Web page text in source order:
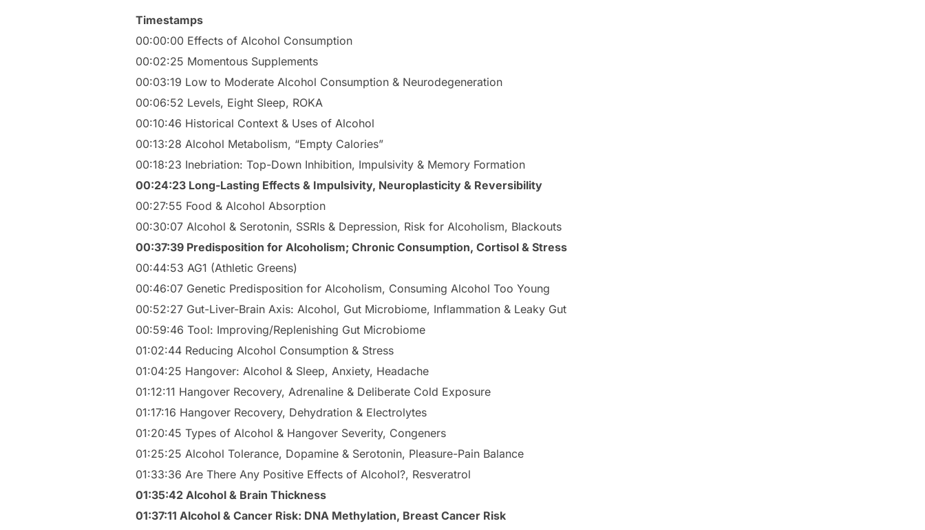
Timestamps
00:00:00 Effects of Alcohol Consumption
00:02:25 Momentous Supplements
00:03:19 Low to Moderate Alcohol Consumption & Neurodegeneration
00:06:52 Levels, Eight Sleep, ROKA
00:10:46 Historical Context & Uses of Alcohol
00:13:28 Alcohol Metabolism, “Empty Calories”
00:18:23 Inebriation: Top-Down Inhibition, Impulsivity & Memory Formation
00:24:23 Long-Lasting Effects & Impulsivity, Neuroplasticity & Reversibility
00:27:55 Food & Alcohol Absorption
00:30:07 Alcohol & Serotonin, SSRIs & Depression, Risk for Alcoholism, Blackouts
00:37:39 Predisposition for Alcoholism; Chronic Consumption, Cortisol & Stress
00:44:53 AG1 (Athletic Greens)
00:46:07 Genetic Predisposition for Alcoholism, Consuming Alcohol Too Young
00:52:27 Gut-Liver-Brain Axis: Alcohol, Gut Microbiome, Inflammation & Leaky Gut
00:59:46 Tool: Improving/Replenishing Gut Microbiome
01:02:44 Reducing Alcohol Consumption & Stress
01:04:25 Hangover: Alcohol & Sleep, Anxiety, Headache
01:12:11 Hangover Recovery, Adrenaline & Deliberate Cold Exposure
01:17:16 Hangover Recovery, Dehydration & Electrolytes
01:20:45 Types of Alcohol & Hangover Severity, Congeners
01:25:25 Alcohol Tolerance, Dopamine & Serotonin, Pleasure-Pain Balance
01:33:36 Are There Any Positive Effects of Alcohol?, Resveratrol
01:35:42 Alcohol & Brain Thickness
01:37:11 Alcohol & Cancer Risk: DNA Methylation, Breast Cancer Risk